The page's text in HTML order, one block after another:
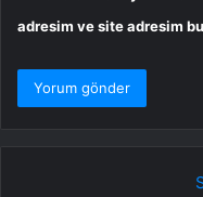
adresim ve site adresim